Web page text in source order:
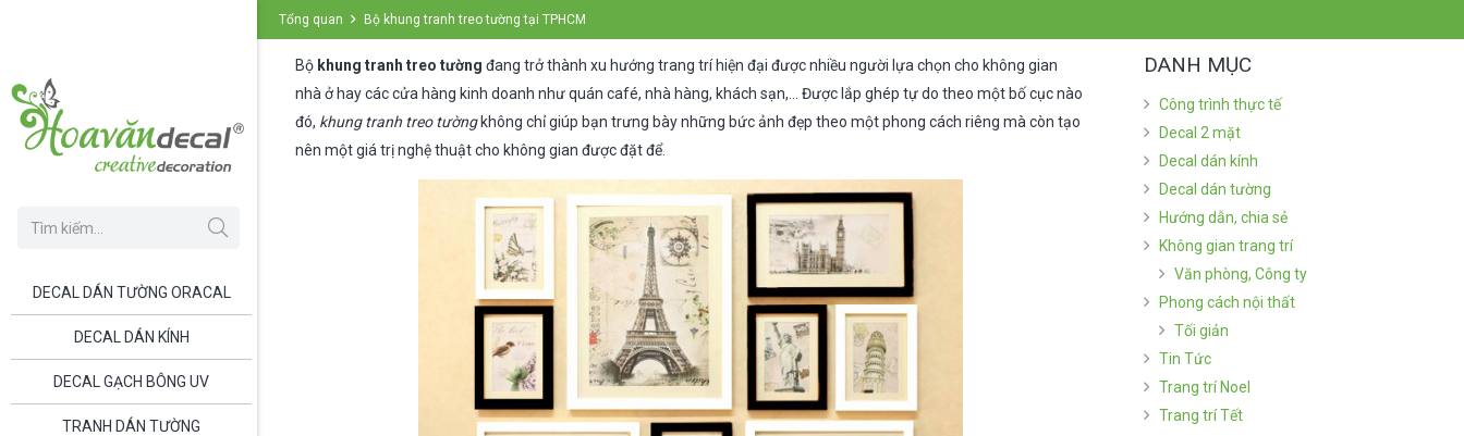
DECAL DÁN TƯỜNG ORACAL
DECAL DÁN KÍNH
DECAL GẠCH BÔNG UV
TRANH DÁN TƯỜNG
Tổng quan Bộ khung tranh treo tường tại TPHCM
Bộ khung tranh treo tường đang trở thành xu hướng trang trí hiện đại được nhiều người lựa chọn cho không gian
nhà ở hay các cửa hàng kinh doanh như quán café, nhà hàng, khách sạn,… Được lắp ghép tự do theo một bố cục nào
đó, khung tranh treo tườngkhông chỉ giúp bạn trưng bày những bức ảnh đẹp theo một phong cách riêng mà còn tạo
nên một giá trị nghệ thuật cho không gian được đặt để.
DANH MỤC
Công trình thực tế
Decal 2 mặt
Decal dán kính
Decal dán tường
Hướng dẫn, chia sẻ
Không gian trang trí
Văn phòng, Công ty
Phong cách nội thất
Tối giản
Tin Tức
Trang trí Noel
Trang trí Tết